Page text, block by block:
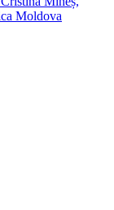
Moldova